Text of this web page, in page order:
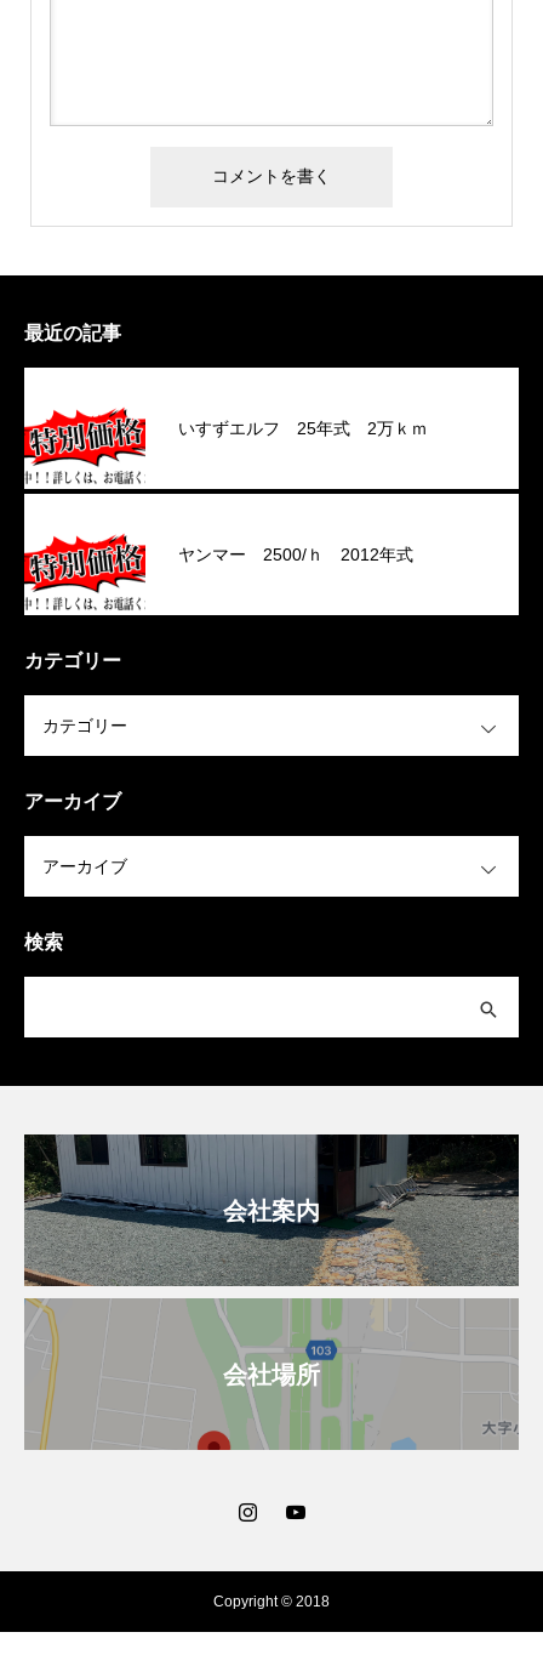
最近の記事
いすずエルフ 25年式 2万ｋｍ
ヤンマー 2500/ｈ 2012年式
カテゴリー
アーカイブ
検索
会社案内
会社場所
Copyright © 2018